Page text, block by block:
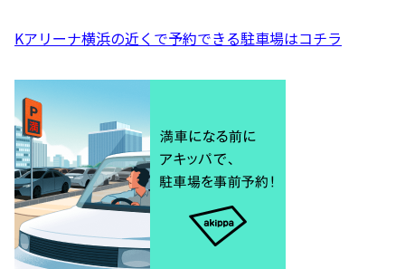
Kアリーナ横浜の近くで予約できる駐車場はコチラ